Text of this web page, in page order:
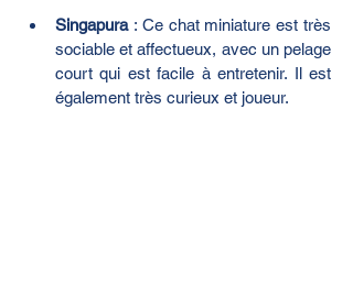
Singapura : Ce chat miniature est très
sociable et affectueux, avec un pelage
court qui est facile à entretenir. Il est
également très curieux et joueur.